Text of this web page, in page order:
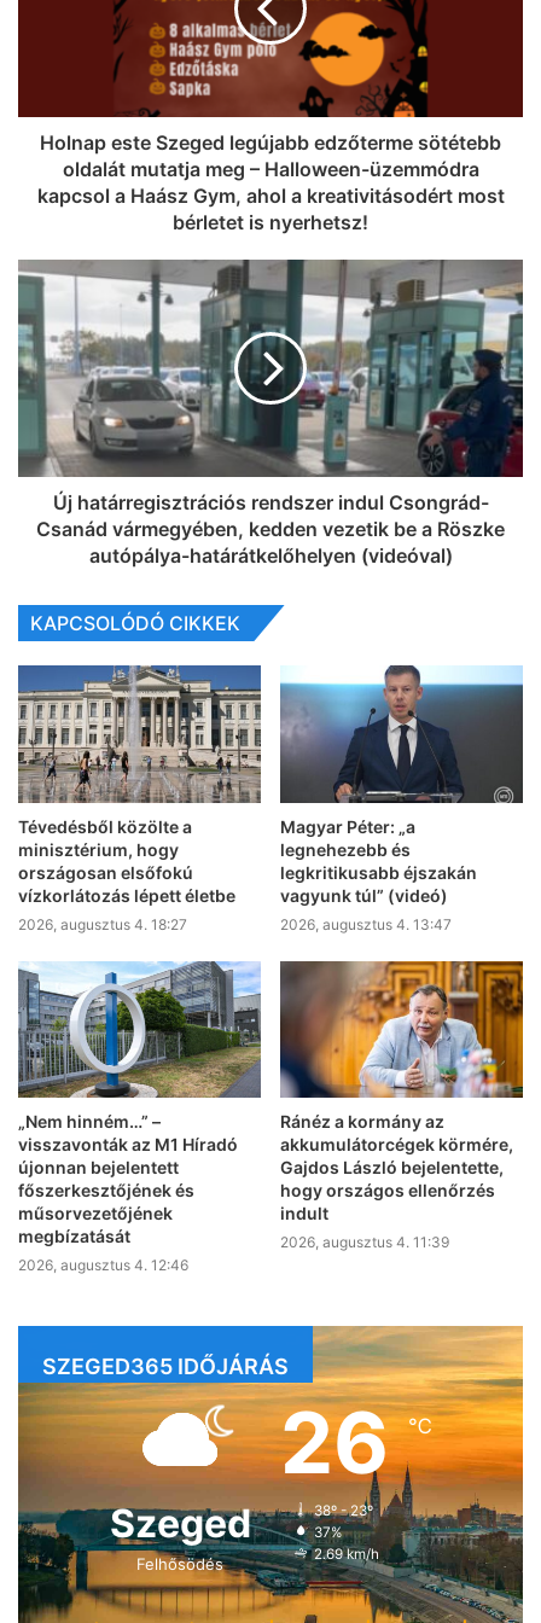
Holnap este Szeged legújabb edzőterme sötétebb
oldalát mutatja meg – Halloween-üzemmódra
kapcsol a Haász Gym, ahol a kreativitásodért most
bérletet is nyerhetsz!
Új határregisztrációs rendszer indul Csongrád-
Csanád vármegyében, kedden vezetik be a Röszke
autópálya-határátkelőhelyen (videóval)
KAPCSOLÓDÓ CIKKEK
Tévedésből közölte a
minisztérium, hogy
országosan elsőfokú
vízkorlátozás lépett életbe
2026, augusztus 4. 18:27
Magyar Péter: „a
legnehezebb és
legkritikusabb éjszakán
vagyunk túl” (videó)
2026, augusztus 4. 13:47
„Nem hinném…” –
visszavonták az M1 Híradó
újonnan bejelentett
főszerkesztőjének és
műsorvezetőjének
megbízatását
2026, augusztus 4. 12:46
Ránéz a kormány az
akkumulátorcégek körmére,
Gajdos László bejelentette,
hogy országos ellenőrzés
indult
2026, augusztus 4. 11:39
SZEGED365 IDŐJÁRÁS
Szeged
Felhősödés
26℃
38º - 23º
37%
2.69 km/h